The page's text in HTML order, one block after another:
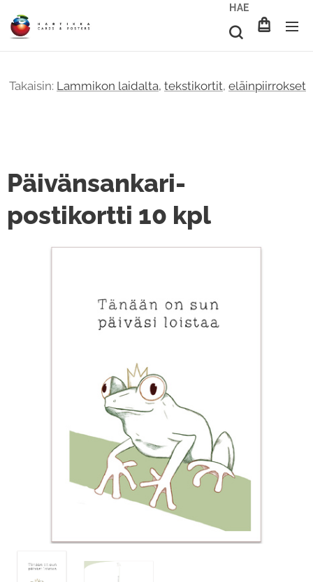
HAE
Takaisin: Lammikon laidalta, tekstikortit, eläinpiirrokset
Päivänsankari-
postikortti 10 kpl